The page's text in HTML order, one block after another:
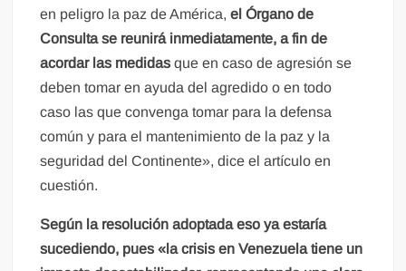
en peligro la paz de América,el Órgano de
Consulta se reunirá inmediatamente, a fin de
acordar las medidas que en caso de agresión se
deben tomar en ayuda del agredido o en todo
caso las que convenga tomar para la defensa
común y para el mantenimiento de la paz y la
seguridad del Continente», dice el artículo en
cuestión.
Según la resolución adoptada eso ya estaría
sucediendo, pues «la crisis en Venezuela tiene un